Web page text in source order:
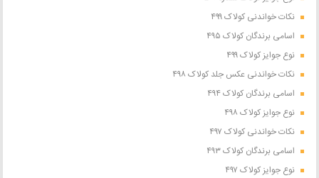
نکات خواندنی کولاک ۴۹۹
اسامی برندگان کولاک ۴۹۵
نوع جوایز کولاک ۴۹۹
نکات خواندنی عکس جلد کولاک ۴۹۸
اسامی برندگان کولاک ۴۹۴
نوع جوایز کولاک ۴۹۸
نکات خواندنی کولاک ۴۹۷
اسامی برندگان کولاک ۴۹۳
نوع جوایز کولاک ۴۹۷